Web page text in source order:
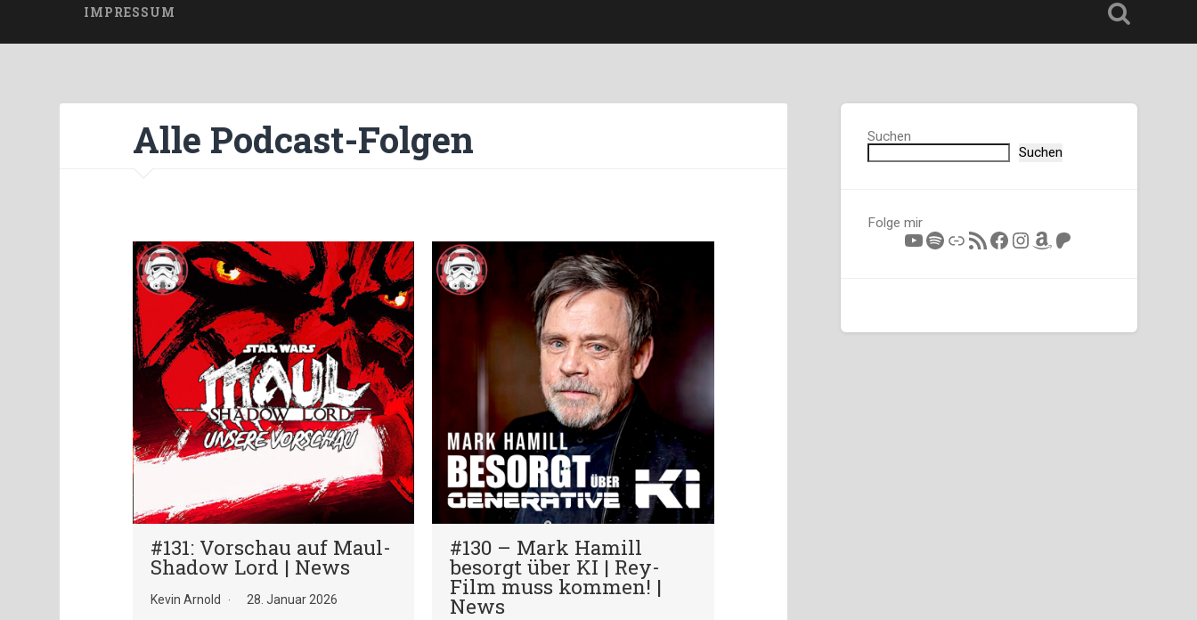
IMPRESSUM
Alle Podcast-Folgen
#131: Vorschau auf Maul-
Shadow Lord | News
Kevin Arnold 28. Januar 2026
#130 – Mark Hamill
besorgt über KI | Rey-
Film muss kommen! |
News
Suchen
Suchen
Folge mir
YouTube
Spotify
LinkRSS-FeedFacebook
Instagram
Amazon
Patreon